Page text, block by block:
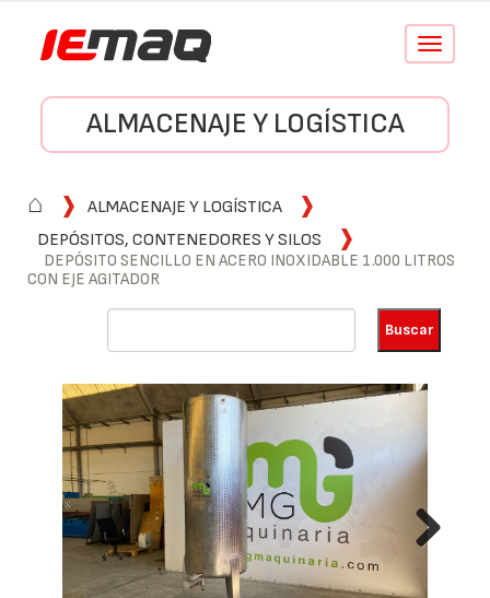
Conmutar
ALMACENAJE Y LOGÍSTICA
⌂
ALMACENAJE Y LOGÍSTICA
DEPÓSITOS, CONTENEDORES Y SILOS
DEPÓSITO SENCILLO EN ACERO INOXIDABLE 1.000 LITROS
CON EJE AGITADOR